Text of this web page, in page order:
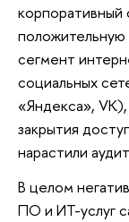
сегмент
социальных
«Яндекса»,
закрытия
нарастили
В целом
ПО и ИТ-услуг